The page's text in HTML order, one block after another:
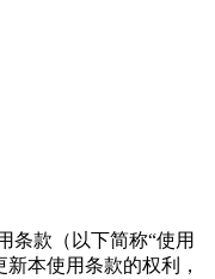
条款（以下简称“使用
本使用条款的权利，